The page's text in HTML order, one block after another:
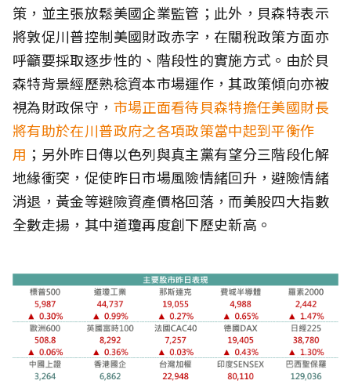
策，並主張放鬆美國企業監管；此外，貝森特表示
將敦促川普控制美國財政赤字，在關稅政策方面亦
呼籲要採取逐步性的、階段性的實施方式。由於貝
森特背景經歷熟稔資本市場運作，其政策傾向亦被
視為財政保守， 市場正面看待貝森特擔任美國財長
將有助於在川普政府之各項政策當中起到平衡作
用 ；另外昨日傳以色列與真主黨有望分三階段化解
地緣衝突，促使昨日市場風險情緒回升，避險情緒
消退，黃金等避險資產價格回落，而美股四大指數
全數走揚，其中道瓊再度創下歷史新高。